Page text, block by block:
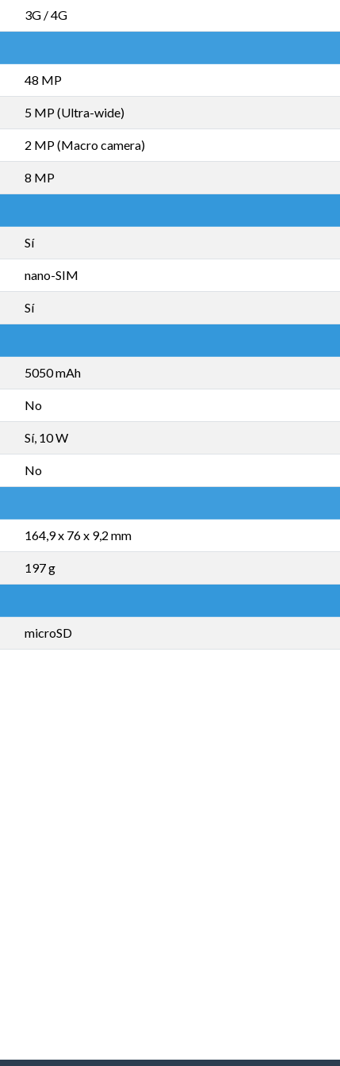
3G / 4G
48 MP
5 MP (Ultra-wide)
2 MP (Macro camera)
8 MP
Sí
nano-SIM
Sí
5050 mAh
No
Sí, 10 W
No
164,9 x 76 x 9,2 mm
197 g
microSD